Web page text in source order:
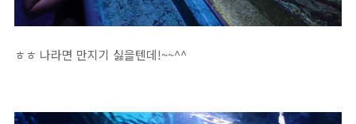
ㅎㅎ 나라면 만지기 싫을텐데!~~^^